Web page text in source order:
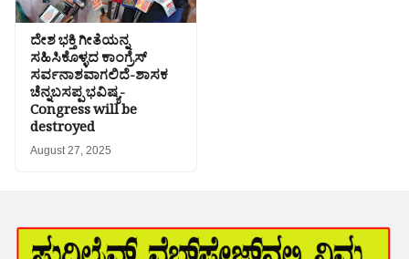
ದೇಶ ಭಕ್ತಿ ಗೀತೆಯನ್ನ
ಸಹಿಸಿಕೊಳ್ಳದ ಕಾಂಗ್ರೆಸ್
ಸರ್ವನಾಶವಾಗಲಿದೆ-ಶಾಸಕ
ಚೆನ್ನಬಸಪ್ಪ ಭವಿಷ್ಯ-
Congress will be
destroyed
August 27, 2025